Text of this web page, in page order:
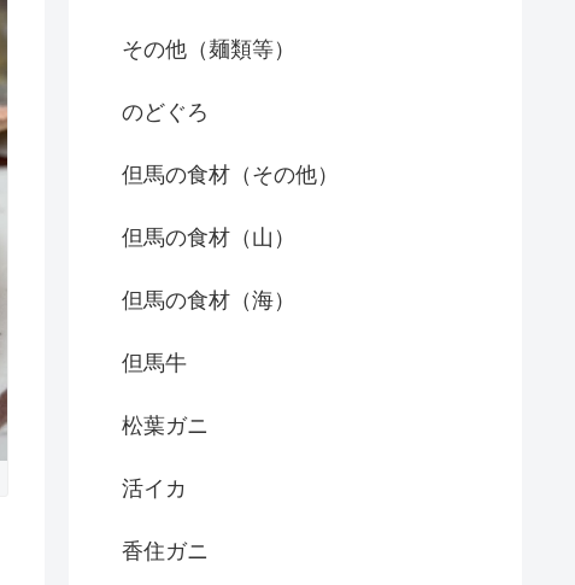
その他（麺類等）
のどぐろ
但馬の食材（その他）
但馬の食材（山）
但馬の食材（海）
但馬牛
松葉ガニ
活イカ
香住ガニ